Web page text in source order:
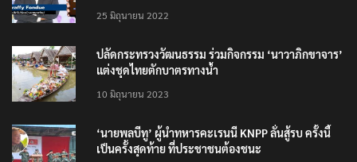
25 มิถุนายน 2022
ปลัดกระทรวงวัฒนธรรม ร่วมกิจกรรม ‘นาวาภิกขาจาร’
แต่งชุดไทยตักบาตรทางน้ำ
10 มิถุนายน 2023
‘นายพลบีทู’ ผู้นำทหารคะเรนนี KNPP ลั่นสู้รบ ครั้งนี้
เป็นครั้งสุดท้าย ที่ประชาชนต้องชนะ